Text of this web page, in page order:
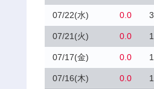
07/22(水) 0.0 3
07/21(火) 0.0 1
07/17(金) 0.0 1
07/16(木) 0.0 1